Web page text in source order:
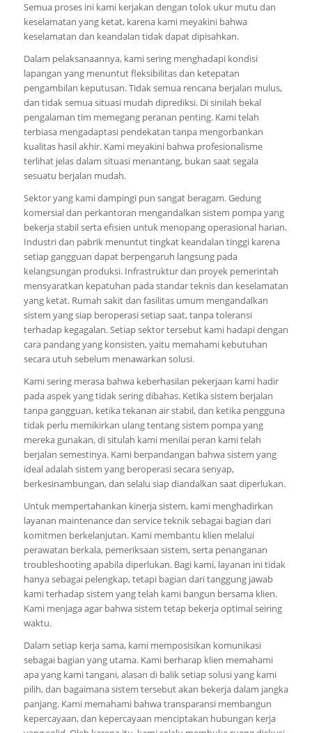
Semua proses ini kami kerjakan dengan tolok ukur mutu dan
keselamatan yang ketat, karena kami meyakini bahwa
keselamatan dan keandalan tidak dapat dipisahkan.
Dalam pelaksanaannya, kami sering menghadapi kondisi
lapangan yang menuntut fleksibilitas dan ketepatan
pengambilan keputusan. Tidak semua rencana berjalan mulus,
dan tidak semua situasi mudah diprediksi. Di sinilah bekal
pengalaman tim memegang peranan penting. Kami telah
terbiasa mengadaptasi pendekatan tanpa mengorbankan
kualitas hasil akhir. Kami meyakini bahwa profesionalisme
terlihat jelas dalam situasi menantang, bukan saat segala
sesuatu berjalan mudah.
Sektor yang kami dampingi pun sangat beragam. Gedung
komersial dan perkantoran mengandalkan sistem pompa yang
bekerja stabil serta efisien untuk menopang operasional harian.
Industri dan pabrik menuntut tingkat keandalan tinggi karena
setiap gangguan dapat berpengaruh langsung pada
kelangsungan produksi. Infrastruktur dan proyek pemerintah
mensyaratkan kepatuhan pada standar teknis dan keselamatan
yang ketat. Rumah sakit dan fasilitas umum mengandalkan
sistem yang siap beroperasi setiap saat, tanpa toleransi
terhadap kegagalan. Setiap sektor tersebut kami hadapi dengan
cara pandang yang konsisten, yaitu memahami kebutuhan
secara utuh sebelum menawarkan solusi.
Kami sering merasa bahwa keberhasilan pekerjaan kami hadir
pada aspek yang tidak sering dibahas. Ketika sistem berjalan
tanpa gangguan, ketika tekanan air stabil, dan ketika pengguna
tidak perlu memikirkan ulang tentang sistem pompa yang
mereka gunakan, di situlah kami menilai peran kami telah
berjalan semestinya. Kami berpandangan bahwa sistem yang
ideal adalah sistem yang beroperasi secara senyap,
berkesinambungan, dan selalu siap diandalkan saat diperlukan.
Untuk mempertahankan kinerja sistem, kami menghadirkan
layanan maintenance dan service teknik sebagai bagian dari
komitmen berkelanjutan. Kami membantu klien melalui
perawatan berkala, pemeriksaan sistem, serta penanganan
troubleshooting apabila diperlukan. Bagi kami, layanan ini tidak
hanya sebagai pelengkap, tetapi bagian dari tanggung jawab
kami terhadap sistem yang telah kami bangun bersama klien.
Kami menjaga agar bahwa sistem tetap bekerja optimal seiring
waktu.
Dalam setiap kerja sama, kami memposisikan komunikasi
sebagai bagian yang utama. Kami berharap klien memahami
apa yang kami tangani, alasan di balik setiap solusi yang kami
pilih, dan bagaimana sistem tersebut akan bekerja dalam jangka
panjang. Kami memahami bahwa transparansi membangun
kepercayaan, dan kepercayaan menciptakan hubungan kerja